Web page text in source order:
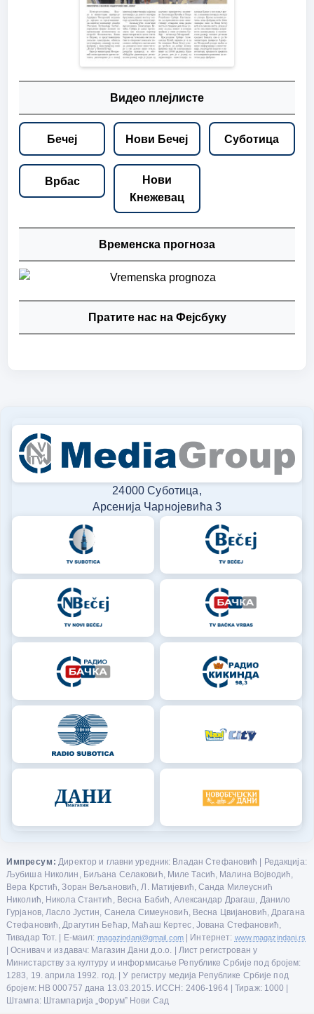
Видео плејлисте
Бечеј Нови Бечеј Суботица
Врбас
Нови
Кнежевац
Временска прогноза
Пратите нас на Фејсбуку
24000 Суботица,
Арсенија Чарнојевића 3
Импресум: Директор и главни уредник: Владан Стефановић | Редакција:
Љубиша Николин, Биљана Селаковић, Миле Тасић, Малина Војводић,
Вера Крстић, Зоран Вељановић, Л. Матијевић, Санда Милеуснић
Николић, Никола Стантић, Весна Бабић, Александар Драгаш, Данило
Гурјанов, Ласло Јустин, Санела Симеуновић, Весна Цвијановић, Драгана
Стефановић, Драгутин Бећар, Маћаш Кертес, Јована Стефановић,
Тивадар Тот. | Е-маил: magazindani@gmail.com | Интернет: www.magazindani.rs
| Оснивач и издавач: Магазин Дани д.о.о. | Лист регистрован у
Министарству за културу и информисање Републике Србије под бројем:
1283, 19. априла 1992. год. | У регистру медија Републике Србије под
бројем: НВ 000757 дана 13.03.2015. ИССН: 2406-1964 | Тираж: 1000 |
Штампа: Штампарија „Форум” Нови Сад